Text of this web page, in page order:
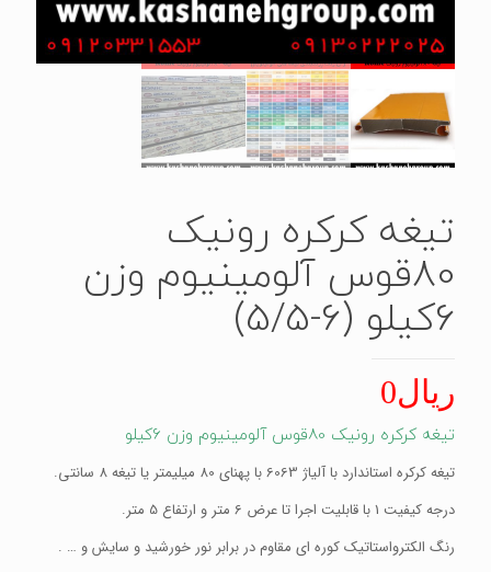
تیغه کرکره رونیک
80قوس آلومینیوم وزن
6کیلو (6-5/5)
ریال0
تیغه کرکره رونیک 80قوس آلومینیوم وزن 6کیلو
تیغه کرکره استاندارد با آلیاژ 6063 با پهنای 80 میلیمتر یا تیغه 8 سانتی.
درجه کیفیت 1 با قابلیت اجرا تا عرض 6 متر و ارتفاع 5 متر.
رنگ الکترواستاتیک کوره ای مقاوم در برابر نور خورشید و سایش و … .